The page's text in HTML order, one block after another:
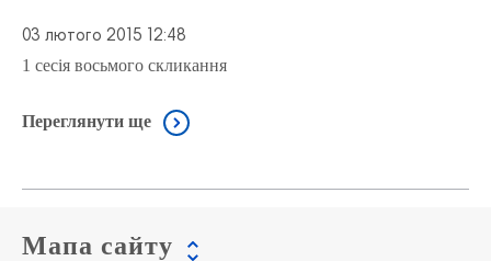
03 лютого 2015 12:48
1 сесія восьмого скликання
Переглянути ще
Мапа сайту